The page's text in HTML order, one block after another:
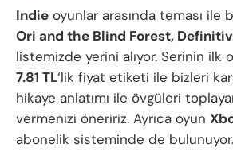
Indie oyunlar arasında teması ile
Ori and the Blind Forest,
listemizde yerini alıyor. Serinin ilk
7.81 TL‘lik fiyat etiketi ile bizleri
hikaye anlatımı ile övgüleri
vermenizi öneririz. Ayrıca oyun
abonelik sisteminde de bulunuyor.